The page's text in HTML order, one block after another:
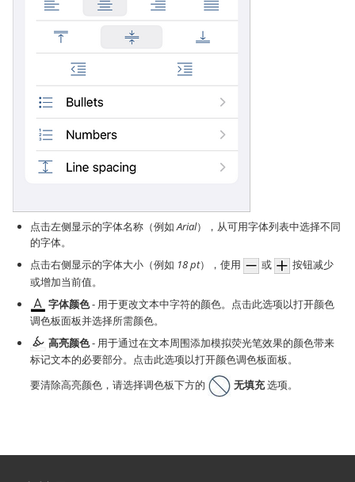
点击左侧显示的字体名称（例如Arial），从可用字体列表中选择不同
的字体。
点击右侧显示的字体大小（例如 18 pt），使用 或
按钮减少
或增加当前值。
字体颜色- 用于更改文本中字符的颜色。点击此选项以打开颜色
调色板面板并选择所需颜色。
高亮颜色- 用于通过在文本周围添加模拟荧光笔效果的颜色带来
标记文本的必要部分。点击此选项以打开颜色调色板面板。
要清除高亮颜色，请选择调色板下方的
无填充选项。